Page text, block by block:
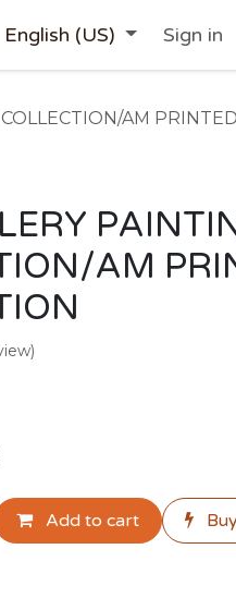
English (US) Sign in
AM
AM
Add to cart